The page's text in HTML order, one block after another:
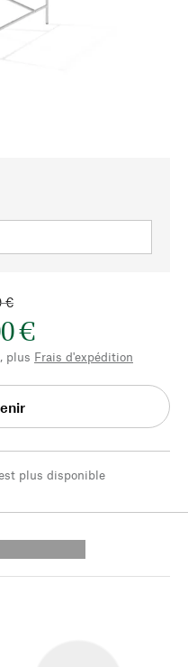
€
€
plus Frais d'expédition
plus disponible